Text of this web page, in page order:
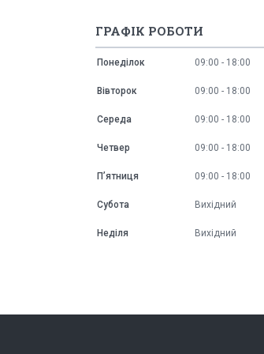
ГРАФІК РОБОТИ
Понеділок 09:00 18:00
Вівторок 09:00 18:00
Середа 09:00 18:00
Четвер 09:00 18:00
Пʼятниця 09:00 18:00
Субота Вихідний
Неділя Вихідний